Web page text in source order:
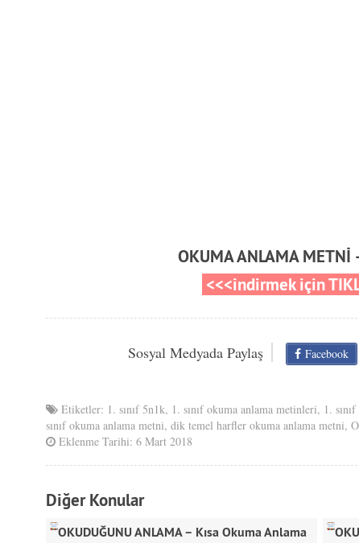
OKUMA ANLAMA METNİ
<<<indirmek için
Sosyal Medyada Paylaş Facebook
Etiketler: 1. sınıf 5n1k, 1. sınıf okuma anlama metinleri, 1.
sınıf okuma anlama metni,dik temel harfler okuma anlama metni,
Eklenme Tarihi: 6 Mart 2018
Diğer Konular
OKUDUĞUNU ANLAMA – Kısa Okuma Anlama